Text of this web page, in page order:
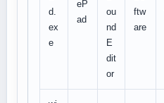
d.
ex
e
eP
ad
ou
nd
E
dit
or
ftw
are